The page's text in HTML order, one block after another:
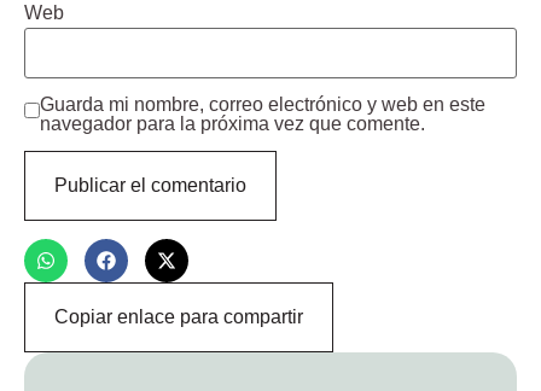
Web
Guarda mi nombre, correo electrónico y web en este
navegador para la próxima vez que comente.
Copiar enlace para compartir